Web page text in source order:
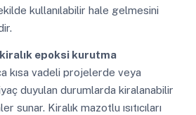
kullanılabilir hale gelmesini
kiralık epoksi kurutma
kısa vadeli projelerde veya
duyulan durumlarda kiralanabilir
sunar. Kiralık mazotlu ısıtıcıları